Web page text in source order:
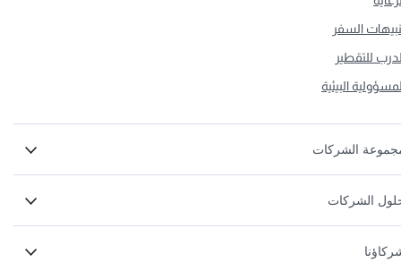
السفر
للتقطير
البيئية
الشركات
الشركات